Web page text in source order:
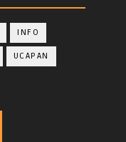
INFO
UCAPAN